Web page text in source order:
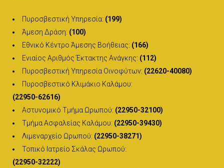
Πυροσβεστική Υπηρεσία: (199)
Άμεση Δράση: (100)
Εθνικό Κέντρο Άμεσης Βοήθειας: (166)
Ενιαίος Αριθμός Έκτακτης Ανάγκης: (112)
Πυροσβεστική Υπηρεσία Οινοφύτων: (22620-40080)
Πυροσβεστικό Κλιμάκιο Καλάμου:
(22950-62616)
Αστυνομικό Τμήμα Ωρωπού: (22950-32100)
Τμήμα Ασφαλείας Καλάμου: (22950-39430)
Λιμεναρχείο Ωρωπού: (22950-38271)
Τοπικό Ιατρείο Σκάλας Ωρωπού:
(22950-32222)